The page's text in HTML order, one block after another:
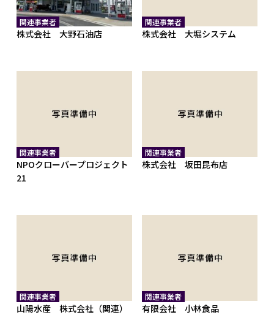
関連事業者
株式会社 大野石油店
関連事業者
株式会社 大堀システム
関連事業者
NPOクローバープロジェクト
21
関連事業者
株式会社 坂田昆布店
関連事業者
山陽水産 株式会社（関連）
関連事業者
有限会社 小林食品